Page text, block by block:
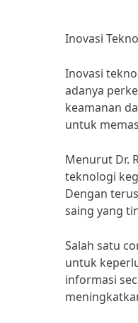
Inovasi
Inovasi
adanya
keamanan
untuk
Menurut Dr.
teknologi
Dengan
saing yang
Salah satu
untuk
informasi